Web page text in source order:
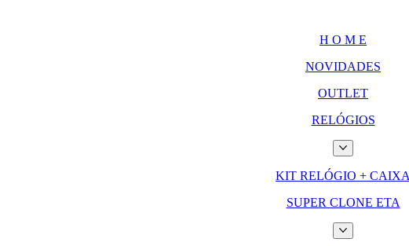
H O M E
NOVIDADES
OUTLET
RELÓGIOS
KIT RELÓGIO + CAIXA
SUPER CLONE ETA